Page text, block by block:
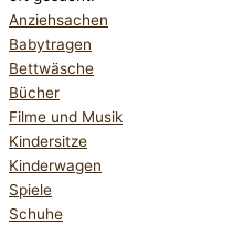
Anziehsachen
Babytragen
Bettwäsche
Bücher
Filme und Musik
Kindersitze
Kinderwagen
Spiele
Schuhe